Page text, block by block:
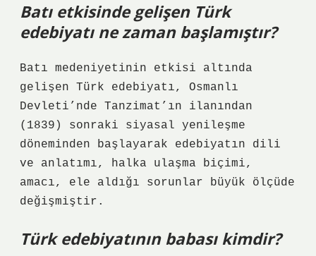
Batı etkisinde gelişen Türk
edebiyatı ne zaman başlamıştır?
Batı medeniyetinin etkisi altında
gelişen Türk edebiyatı, Osmanlı
Devleti’nde Tanzimat’ın ilanından
(1839) sonraki siyasal yenileşme
döneminden başlayarak edebiyatın dili
ve anlatımı, halka ulaşma biçimi,
amacı, ele aldığı sorunlar büyük ölçüde
değişmiştir.
Türk edebiyatının babası kimdir?